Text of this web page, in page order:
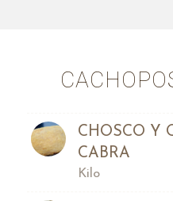
CHOSCO Y
CABRA
Kilo